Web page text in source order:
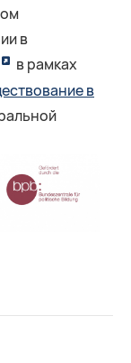
в
в рамках
в